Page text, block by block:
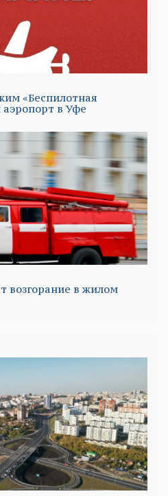
«Беспилотная
аэропорт в Уфе
возгорание в жилом